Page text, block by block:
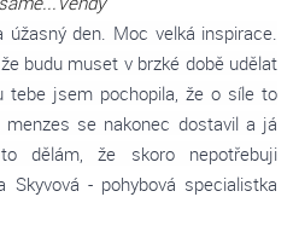
den. Moc velká inspirace.
budu muset v brzké době udělat
tebe jsem pochopila, že o síle to
se nakonec dostavil a já
dělám, že skoro nepotřebuji
Skyvová - pohybová specialistka